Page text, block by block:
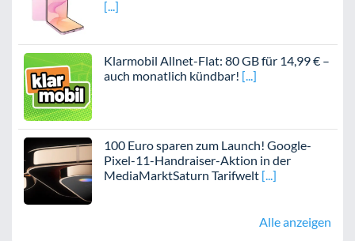
Klarmobil Allnet-Flat: 80 GB für 14,99 € –
auch monatlich kündbar!
100 Euro sparen zum Launch! Google-
Pixel-11-Handraiser-Aktion in der
MediaMarktSaturn Tarifwelt
Alle anzeigen